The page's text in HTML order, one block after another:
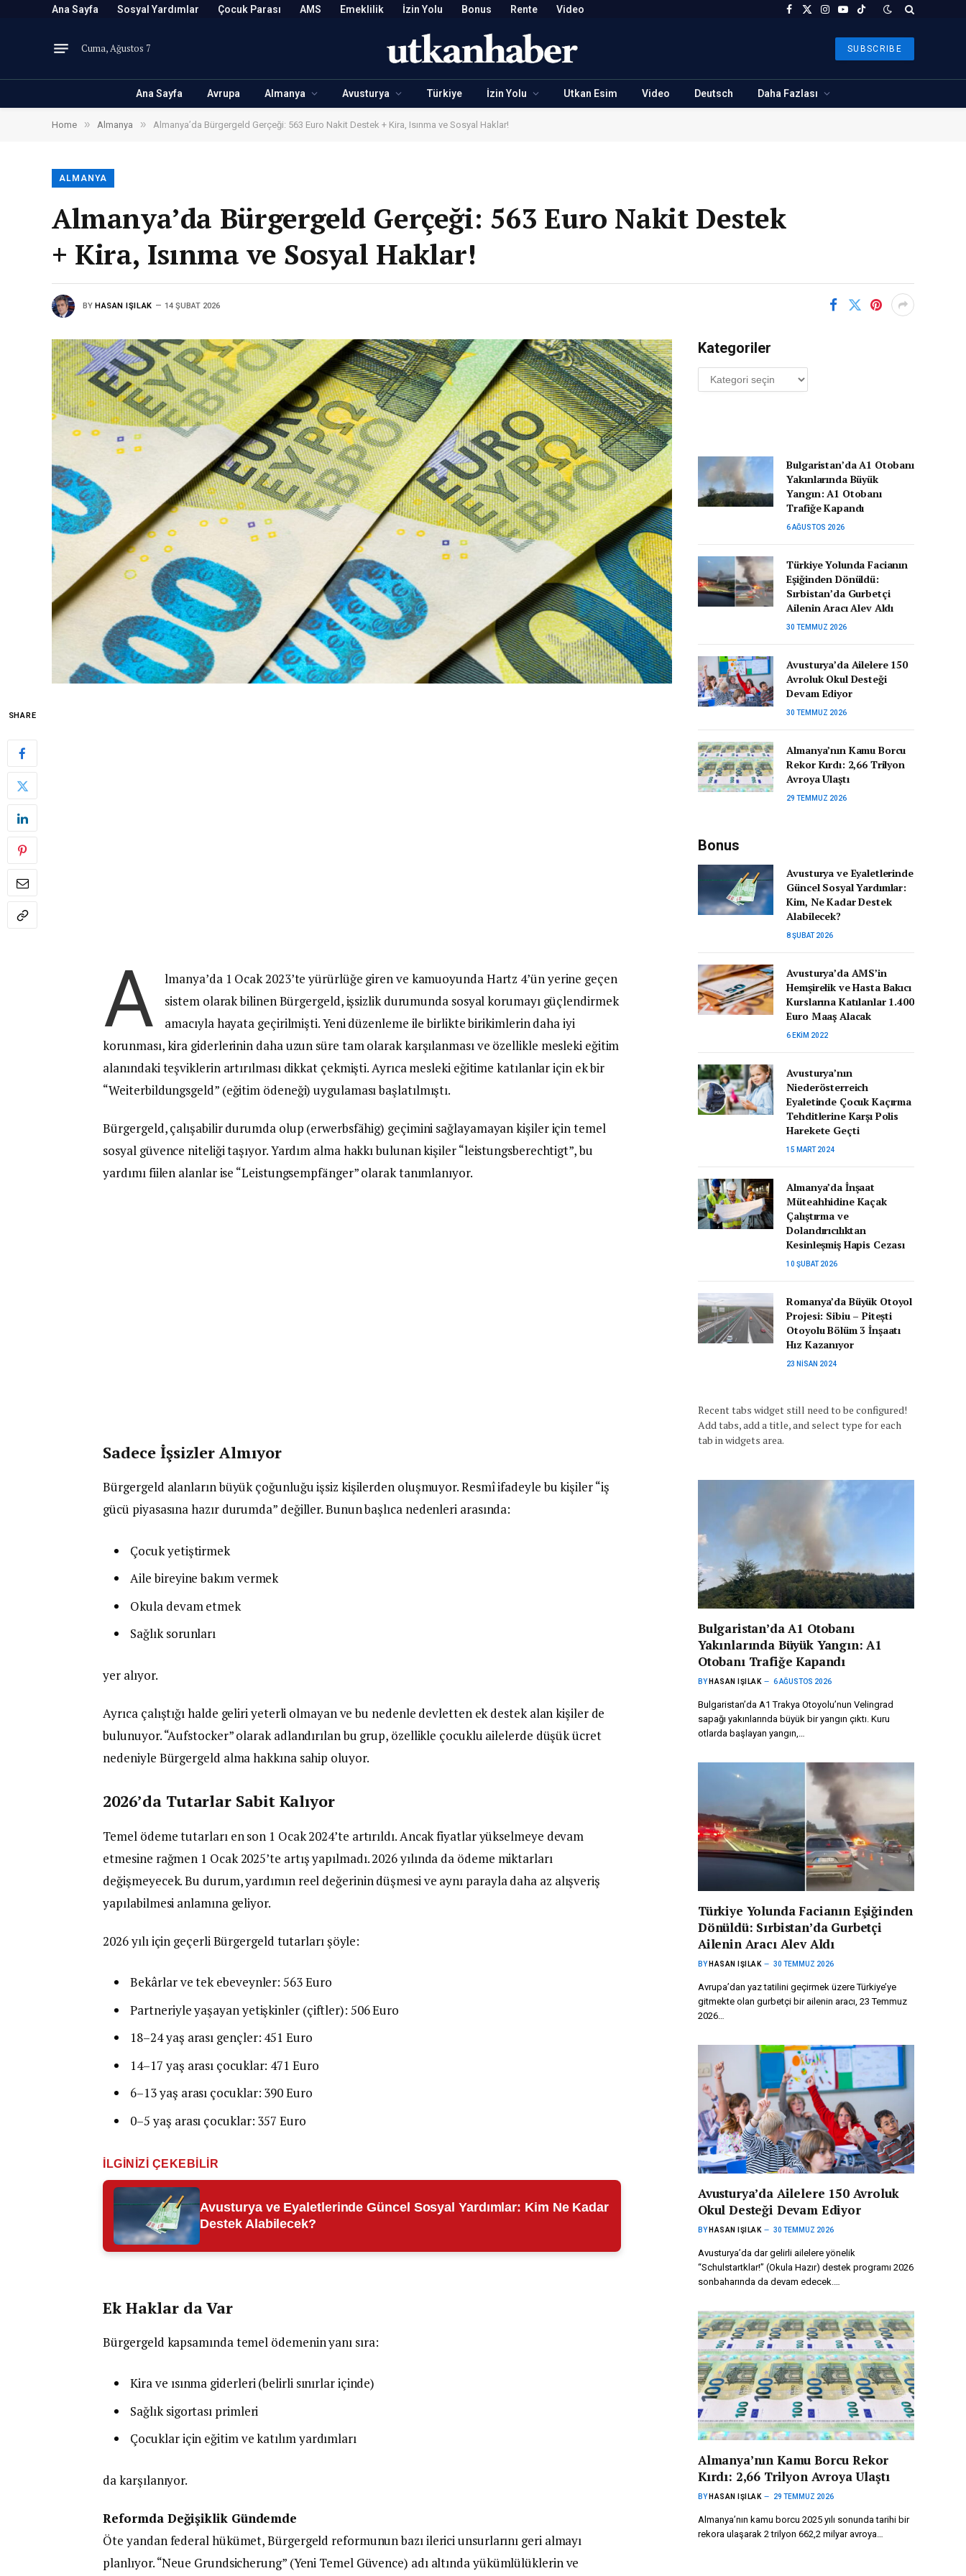
Ana Sayfa Sosyal Yardımlar Çocuk Parası AMS Emeklilik İzin Yolu Bonus Rente Video Facebook
X
Instagram
YouTubeTikTok
Cuma, Ağustos 7 SUBSCRIBE
Ana Sayfa Avrupa Almanya Avusturya Türkiye İzin Yolu Utkan Esim Video Deutsch Daha Fazlası
Home » Almanya » Almanya’da Bürgergeld Gerçeği: 563 Euro Nakit Destek + Kira, Isınma ve Sosyal Haklar!
ALMANYA
Almanya’da Bürgergeld Gerçeği: 563 Euro Nakit Destek
+ Kira, Isınma ve Sosyal Haklar!
BY HASAN IŞILAK 14 ŞUBAT 2026
SHARE
A
lmanya’da 1 Ocak 2023’te yürürlüğe giren ve kamuoyunda Hartz 4’ün yerine geçen
sistem olarak bilinen Bürgergeld, işsizlik durumunda sosyal korumayı güçlendirmek
amacıyla hayata geçirilmişti. Yeni düzenleme ile birlikte birikimlerin daha iyi
korunması, kira giderlerinin daha uzun süre tam olarak karşılanması ve özellikle mesleki eğitim
alanındaki teşviklerin artırılması dikkat çekmişti. Ayrıca mesleki eğitime katılanlar için ek bir
“Weiterbildungsgeld” (eğitim ödeneği) uygulaması başlatılmıştı.
Bürgergeld, çalışabilir durumda olup (erwerbsfähig) geçimini sağlayamayan kişiler için temel
sosyal güvence niteliği taşıyor. Yardım alma hakkı bulunan kişiler “leistungsberechtigt”, bu
yardımı fiilen alanlar ise “Leistungsempfänger” olarak tanımlanıyor.
Sadece İşsizler Almıyor
Bürgergeld alanların büyük çoğunluğu işsiz kişilerden oluşmuyor. Resmî ifadeyle bu kişiler “iş
gücü piyasasına hazır durumda” değiller. Bunun başlıca nedenleri arasında:
Çocuk yetiştirmek
Aile bireyine bakım vermek
Okula devam etmek
Sağlık sorunları
yer alıyor.
Ayrıca çalıştığı halde geliri yeterli olmayan ve bu nedenle devletten ek destek alan kişiler de
bulunuyor. “Aufstocker” olarak adlandırılan bu grup, özellikle çocuklu ailelerde düşük ücret
nedeniyle Bürgergeld alma hakkına sahip oluyor.
2026’da Tutarlar Sabit Kalıyor
Temel ödeme tutarları en son 1 Ocak 2024’te artırıldı. Ancak fiyatlar yükselmeye devam
etmesine rağmen 1 Ocak 2025’te artış yapılmadı. 2026 yılında da ödeme miktarları
değişmeyecek. Bu durum, yardımın reel değerinin düşmesi ve aynı parayla daha az alışveriş
yapılabilmesi anlamına geliyor.
2026 yılı için geçerli Bürgergeld tutarları şöyle:
Bekârlar ve tek ebeveynler: 563 Euro
Partneriyle yaşayan yetişkinler (çiftler): 506 Euro
18–24 yaş arası gençler: 451 Euro
14–17 yaş arası çocuklar: 471 Euro
6–13 yaş arası çocuklar: 390 Euro
0–5 yaş arası çocuklar: 357 Euro
İLGINIZI ÇEKEBILIR
Avusturya ve Eyaletlerinde Güncel Sosyal Yardımlar: Kim Ne Kadar
Destek Alabilecek?
Ek Haklar da Var
Bürgergeld kapsamında temel ödemenin yanı sıra:
Kira ve ısınma giderleri (belirli sınırlar içinde)
Sağlık sigortası primleri
Çocuklar için eğitim ve katılım yardımları
da karşılanıyor.
Reformda Değişiklik Gündemde
Öte yandan federal hükümet, Bürgergeld reformunun bazı ilerici unsurlarını geri almayı
planlıyor. “Neue Grundsicherung” (Yeni Temel Güvence) adı altında yükümlülüklerin ve
Kategoriler
Kategoriler
Bulgaristan’da A1 Otobanı
Yakınlarında Büyük
Yangın: A1 Otobanı
Trafiğe Kapandı
6 AĞUSTOS 2026
Türkiye Yolunda Facianın
Eşiğinden Dönüldü:
Sırbistan’da Gurbetçi
Ailenin Aracı Alev Aldı
30 TEMMUZ 2026
Avusturya’da Ailelere 150
Avroluk Okul Desteği
Devam Ediyor
30 TEMMUZ 2026
Almanya’nın Kamu Borcu
Rekor Kırdı: 2,66 Trilyon
Avroya Ulaştı
29 TEMMUZ 2026
Bonus
Avusturya ve Eyaletlerinde
Güncel Sosyal Yardımlar:
Kim, Ne Kadar Destek
Alabilecek?
8 ŞUBAT 2026
Avusturya’da AMS’in
Hemşirelik ve Hasta Bakıcı
Kurslarına Katılanlar 1.400
Euro Maaş Alacak
6 EKIM 2022
Avusturya’nın
Niederösterreich
Eyaletinde Çocuk Kaçırma
Tehditlerine Karşı Polis
Harekete Geçti
15 MART 2024
Almanya’da İnşaat
Müteahhidine Kaçak
Çalıştırma ve
Dolandırıcılıktan
Kesinleşmiş Hapis Cezası
10 ŞUBAT 2026
Romanya’da Büyük Otoyol
Projesi: Sibiu – Pitești
Otoyolu Bölüm 3 İnşaatı
Hız Kazanıyor
23 NISAN 2024
Recent tabs widget still need to be configured!
Add tabs, add a title, and select type for each
tab in widgets area.
Bulgaristan’da A1 Otobanı
Yakınlarında Büyük Yangın: A1
Otobanı Trafiğe Kapandı
BY HASAN IŞILAK 6 AĞUSTOS 2026
Bulgaristan’da A1 Trakya Otoyolu’nun Velingrad
sapağı yakınlarında büyük bir yangın çıktı. Kuru
otlarda başlayan yangın,…
Türkiye Yolunda Facianın Eşiğinden
Dönüldü: Sırbistan’da Gurbetçi
Ailenin Aracı Alev Aldı
BY HASAN IŞILAK 30 TEMMUZ 2026
Avrupa’dan yaz tatilini geçirmek üzere Türkiye’ye
gitmekte olan gurbetçi bir ailenin aracı, 23 Temmuz
2026…
Avusturya’da Ailelere 150 Avroluk
Okul Desteği Devam Ediyor
BY HASAN IŞILAK 30 TEMMUZ 2026
Avusturya’da dar gelirli ailelere yönelik
“Schulstartklar!” (Okula Hazır) destek programı 2026
sonbaharında da devam edecek.…
Almanya’nın Kamu Borcu Rekor
Kırdı: 2,66 Trilyon Avroya Ulaştı
BY HASAN IŞILAK 29 TEMMUZ 2026
Almanya’nın kamu borcu 2025 yılı sonunda tarihi bir
rekora ulaşarak 2 trilyon 662,2 milyar avroya…